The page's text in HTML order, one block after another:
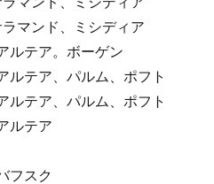
マンド、ミシディア
ルテア。ボーゲン
ルテア、パルム、ポフト
ルテア、パルム、ポフト
ルテア
フスク